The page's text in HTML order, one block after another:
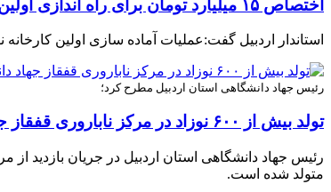
اختصاص ۱۵ میلیارد تومان برای راه اندازی اولین کارخانه نوآوری استان
استاندار اردبیل گفت:عملیات آماده سازی اولین کارخانه نوآوری
رئیس جهاد دانشگاهی استان اردبیل مطرح کرد؛
تولد بیش از ۶۰۰ نوزاد در مرکز ناباروری قفقاز جهاد دانشگاهی
متولد شده است.